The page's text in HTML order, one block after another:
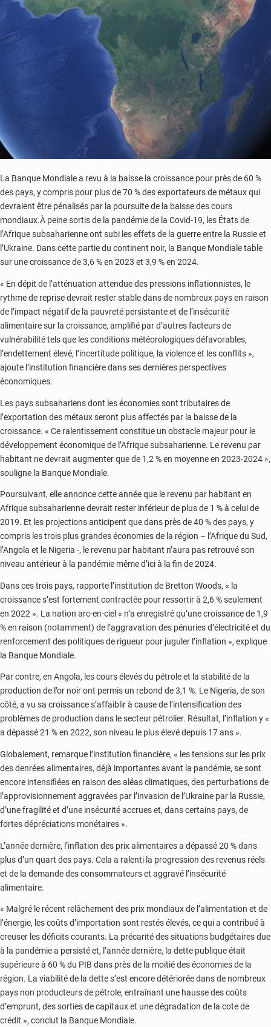
Alieu
?
La Banque Mondiale a revu à la baisse la croissance pour près de 60 %
des pays, y compris pour plus de 70 % des exportateurs de métaux qui
devraient être pénalisés par la poursuite de la baisse des cours
mondiaux.À peine sortis de la pandémie de la Covid-19, les États de
l’Afrique subsaharienne ont subi les effets de la guerre entre la Russie et
l’Ukraine. Dans cette partie du continent noir, la Banque Mondiale table
sur une croissance de 3,6 % en 2023 et 3,9 % en 2024.
« En dépit de l’atténuation attendue des pressions inflationnistes, le
rythme de reprise devrait rester stable dans de nombreux pays en raison
de l’impact négatif de la pauvreté persistante et de l’insécurité
alimentaire sur la croissance, amplifié par d’autres facteurs de
vulnérabilité tels que les conditions météorologiques défavorables,
l’endettement élevé, l’incertitude politique, la violence et les conflits »,
ajoute l’institution financière dans ses dernières perspectives
économiques.
Les pays subsahariens dont les économies sont tributaires de
l’exportation des métaux seront plus affectés par la baisse de la
croissance. « Ce ralentissement constitue un obstacle majeur pour le
développement économique de l’Afrique subsaharienne. Le revenu par
habitant ne devrait augmenter que de 1,2 % en moyenne en 2023-2024 »,
souligne la Banque Mondiale.
Poursuivant, elle annonce cette année que le revenu par habitant en
Afrique subsaharienne devrait rester inférieur de plus de 1 % à celui de
2019. Et les projections anticipent que dans près de 40 % des pays, y
compris les trois plus grandes économies de la région – l’Afrique du Sud,
l’Angola et le Nigeria -, le revenu par habitant n’aura pas retrouvé son
niveau antérieur à la pandémie même d’ici à la fin de 2024.
Dans ces trois pays, rapporte l’institution de Bretton Woods, « la
croissance s’est fortement contractée pour ressortir à 2,6 % seulement
en 2022 ». La nation arc-en-ciel « n’a enregistré qu’une croissance de 1,9
% en raison (notamment) de l’aggravation des pénuries d’électricité et du
renforcement des politiques de rigueur pour juguler l’inflation », explique
la Banque Mondiale.
Par contre, en Angola, les cours élevés du pétrole et la stabilité de la
production de l’or noir ont permis un rebond de 3,1 %. Le Nigeria, de son
côté, a vu sa croissance s’affaiblir à cause de l’intensification des
problèmes de production dans le secteur pétrolier. Résultat, l’inflation y «
a dépassé 21 % en 2022, son niveau le plus élevé depuis 17 ans ».
Globalement, remarque l’institution financière, « les tensions sur les prix
des denrées alimentaires, déjà importantes avant la pandémie, se sont
encore intensifiées en raison des aléas climatiques, des perturbations de
l’approvisionnement aggravées par l’invasion de l’Ukraine par la Russie,
d’une fragilité et d’une insécurité accrues et, dans certains pays, de
fortes dépréciations monétaires ».
L’année dernière, l’inflation des prix alimentaires a dépassé 20 % dans
plus d’un quart des pays. Cela a ralenti la progression des revenus réels
et de la demande des consommateurs et aggravé l’insécurité
alimentaire.
« Malgré le récent relâchement des prix mondiaux de l’alimentation et de
l’énergie, les coûts d’importation sont restés élevés, ce qui a contribué à
creuser les déficits courants. La précarité des situations budgétaires due
à la pandémie a persisté et, l’année dernière, la dette publique était
supérieure à 60 % du PIB dans près de la moitié des économies de la
région. La viabilité de la dette s’est encore détériorée dans de nombreux
pays non producteurs de pétrole, entraînant une hausse des coûts
d’emprunt, des sorties de capitaux et une dégradation de la cote de
crédit », conclut la Banque Mondiale.